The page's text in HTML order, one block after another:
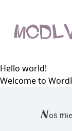
contenu
Hello world!
Welcome to
Nos